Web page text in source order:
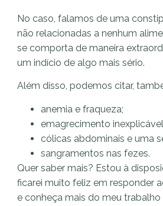
No caso, falamos de uma
não relacionadas a nenhum
se comporta de maneira
um indício de algo mais sério.
Além disso, podemos citar,
anemia e fraqueza;
emagrecimento
cólicas abdominais e uma
sangramentos nas fezes.
Quer saber mais? Estou à
ficarei muito feliz em responder
e conheça mais do meu